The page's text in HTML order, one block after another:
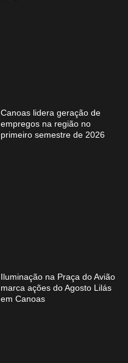
Canoas lidera geração de
empregos na região no
primeiro semestre de 2026
Iluminação na Praça do Avião
marca ações do Agosto Lilás
em Canoas